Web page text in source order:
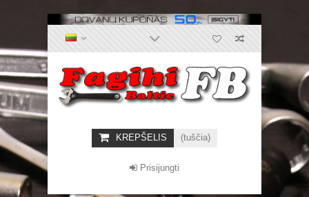
KREPŠELIS (tuščia)
Prisijungti